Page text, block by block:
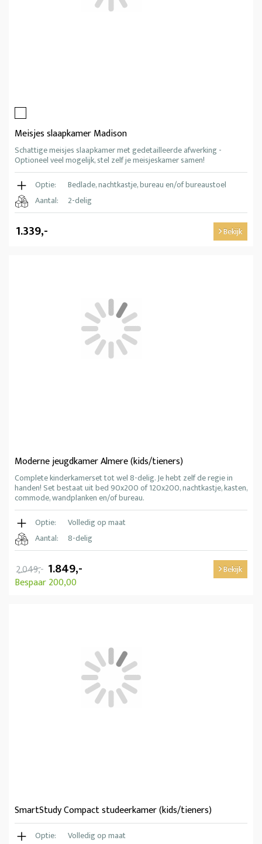
Meisjes slaapkamer Madison
Schattige meisjes slaapkamer met gedetailleerde afwerking -
Optioneel veel mogelijk, stel zelf je meisjeskamer samen!
Optie:
Bedlade, nachtkastje, bureau en/of bureaustoel
Aantal:
2-delig
1.339,- Bekijk
Moderne jeugdkamer Almere (kids/tieners)
Complete kinderkamerset tot wel 8-delig. Je hebt zelf de regie in
handen! Set bestaat uit bed 90x200 of 120x200, nachtkastje, kasten,
commode, wandplanken en/of bureau.
Optie:
Volledig op maat
Aantal:
8-delig
2.049,- 1.849,-
Bespaar 200,00
Bekijk
SmartStudy Compact studeerkamer (kids/tieners)
Optie:
Volledig op maat